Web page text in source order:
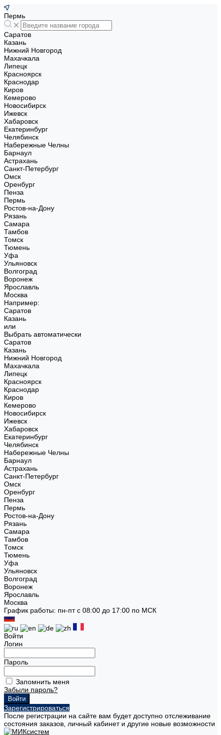
Пермь
Саратов
Казань
Нижний Новгород
Махачкала
Липецк
Красноярск
Краснодар
Киров
Кемерово
Новосибирск
Ижевск
Хабаровск
Екатеринбург
Челябинск
Набережные Челны
Барнаул
Астрахань
Санкт-Петербург
Омск
Оренбург
Пенза
Пермь
Ростов-на-Дону
Рязань
Самара
Тамбов
Томск
Тюмень
Уфа
Ульяновск
Волгоград
Воронеж
Ярославль
Москва
Например:
Саратов
Казань
или
Выбрать автоматически
Саратов
Казань
Нижний Новгород
Махачкала
Липецк
Красноярск
Краснодар
Киров
Кемерово
Новосибирск
Ижевск
Хабаровск
Екатеринбург
Челябинск
Набережные Челны
Барнаул
Астрахань
Санкт-Петербург
Омск
Оренбург
Пенза
Пермь
Ростов-на-Дону
Рязань
Самара
Тамбов
Томск
Тюмень
Уфа
Ульяновск
Волгоград
Воронеж
Ярославль
Москва
График работы: пн-пт с 08:00 до 17:00 по МСК
Войти
Логин
Пароль
Запомнить меня
Забыли пароль?
Зарегистрироваться
После регистрации на сайте вам будет доступно отслеживание
состояния заказов, личный кабинет и другие новые возможности